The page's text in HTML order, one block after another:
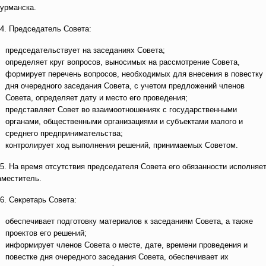
Председатель Совета:
председательствует на заседаниях Совета;
определяет круг вопросов, выносимых на рассмотрение Совета,
формирует перечень вопросов, необходимых для внесения в повестку
дня очередного заседания Совета, с учетом предложений членов
Совета, определяет дату и место его проведения;
представляет Совет во взаимоотношениях с государственными
органами, общественными организациями и субъектами малого и
среднего предпринимательства;
контролирует ход выполнения решений, принимаемых Советом.
На время отсутствия председателя Совета его обязанности исполняет
Секретарь Совета:
обеспечивает подготовку материалов к заседаниям Совета, а также
проектов его решений;
информирует членов Совета о месте, дате, времени проведения и
повестке дня очередного заседания Совета, обеспечивает их